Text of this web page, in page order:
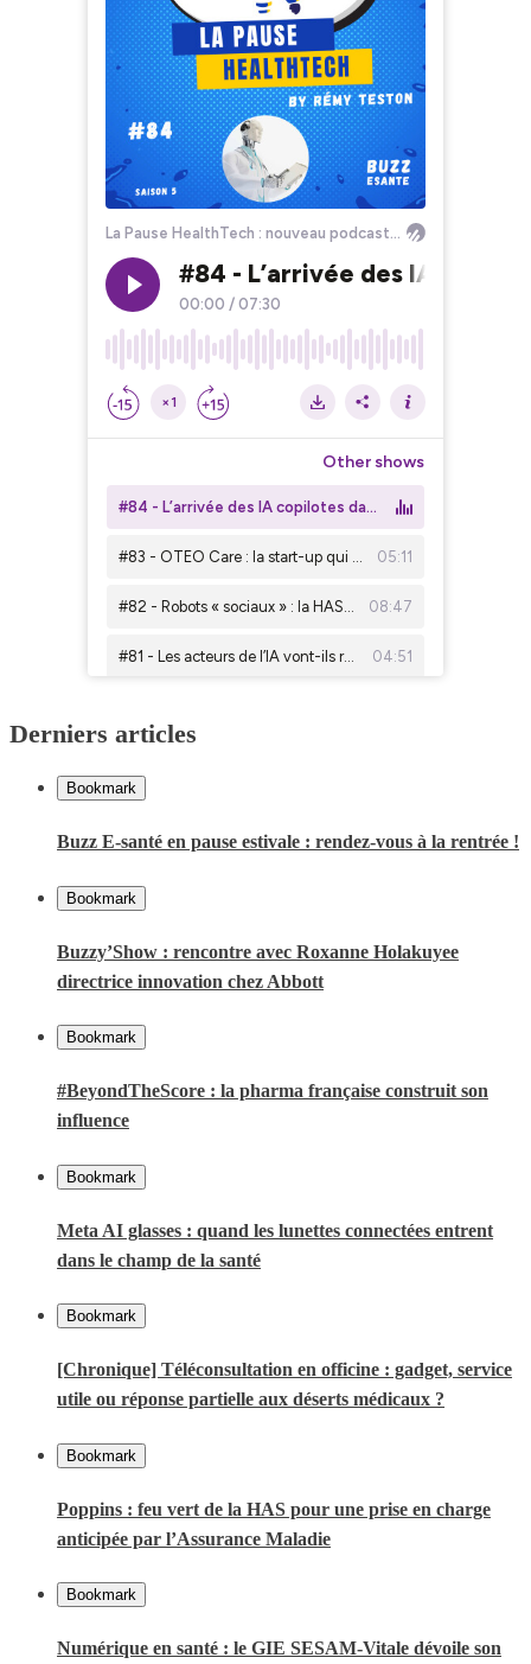
Derniers articles
Bookmark
Buzz E-santé en pause estivale : rendez-vous à la rentrée !
Bookmark
Buzzy’Show : rencontre avec Roxanne Holakuyee
directrice innovation chez Abbott
Bookmark
#BeyondTheScore : la pharma française construit son
influence
Bookmark
Meta AI glasses : quand les lunettes connectées entrent
dans le champ de la santé
Bookmark
[Chronique] Téléconsultation en officine : gadget, service
utile ou réponse partielle aux déserts médicaux ?
Bookmark
Poppins : feu vert de la HAS pour une prise en charge
anticipée par l’Assurance Maladie
Bookmark
Numérique en santé : le GIE SESAM-Vitale dévoile son